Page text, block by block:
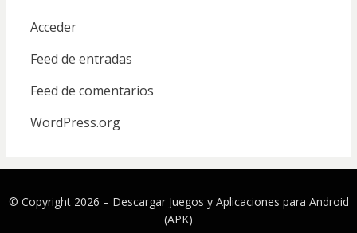
Acceder
Feed de entradas
Feed de comentarios
WordPress.org
© Copyright 2026 – Descargar Juegos y Aplicaciones para Android
(APK)